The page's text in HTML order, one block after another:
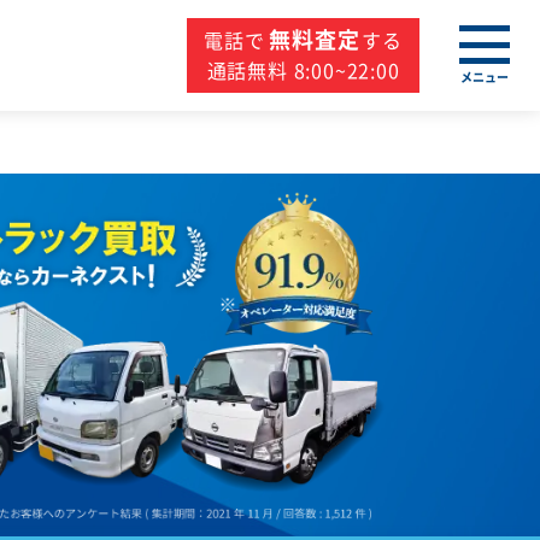
電話で 無料査定する
通話無料 8:00~22:00
メニュー